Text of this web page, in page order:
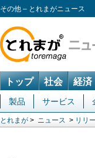
その他 – とれまがニュース
トップ 社会 経済
製品 サービス
とれまが > ニュース > リリ